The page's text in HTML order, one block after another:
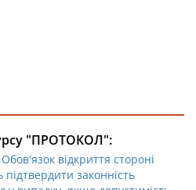
"ПРОТОКОЛ":
Обов'язок відкриття стороні
підтвердити законність